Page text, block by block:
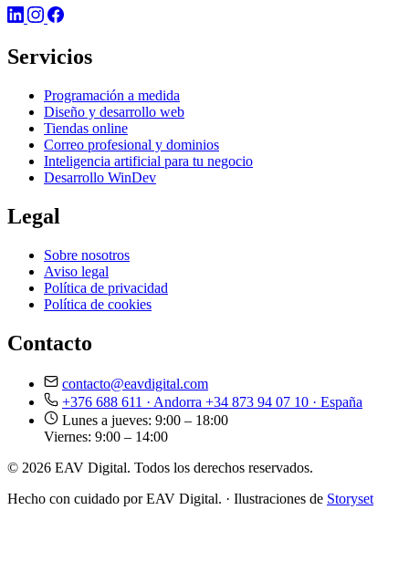
Servicios
Programación a medida
Diseño y desarrollo web
Tiendas online
Correo profesional y dominios
Inteligencia artificial para tu negocio
Desarrollo WinDev
Legal
Sobre nosotros
Aviso legal
Política de privacidad
Política de cookies
Contacto
contacto@eavdigital.com
+376 688 611 · Andorra +34 873 94 07 10 · España
Lunes a jueves: 9:00 – 18:00
Viernes: 9:00 – 14:00
© 2026 EAV Digital. Todos los derechos reservados.
Hecho con cuidado por EAV Digital. · Ilustraciones de Storyset